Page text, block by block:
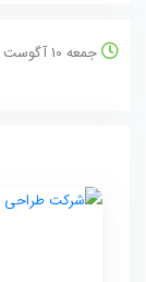
جمعه 10 آگوست 2018